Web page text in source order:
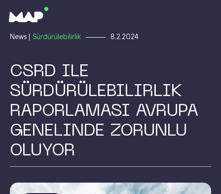
News | Sürdürülebilirlik 8.2.2024
CSRD ILE
SÜRDÜRÜLEBILIRLIK
RAPORLAMASI AVRUPA
GENELINDE ZORUNLU
OLUYOR